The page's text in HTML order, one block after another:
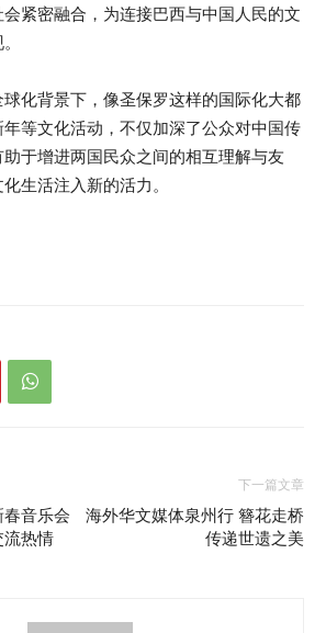
紧密融合，为连接巴西与中国人民的文
化背景下，像圣保罗这样的国际化大都
等文化活动，不仅加深了公众对中国传
于增进两国民众之间的相互理解与友
生活注入新的活力。
音乐会
流热情
下一篇文章
海外华文媒体泉州行 簪花走桥
传递世遗之美